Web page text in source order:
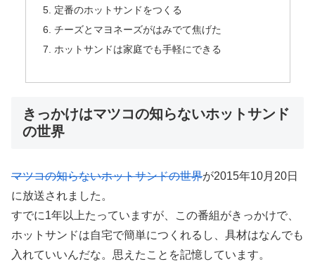
定番のホットサンドをつくる
チーズとマヨネーズがはみでて焦げた
ホットサンドは家庭でも手軽にできる
きっかけはマツコの知らないホットサンド
の世界
マツコの知らないホットサンドの世界が2015年10月20日
に放送されました。
すでに1年以上たっていますが、この番組がきっかけで、
ホットサンドは自宅で簡単につくれるし、具材はなんでも
入れていいんだな。思えたことを記憶しています。